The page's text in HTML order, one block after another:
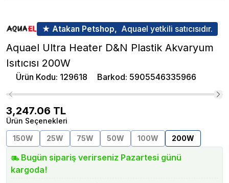
★ Atakan Petshop, Aquael yetkili satıcısıdır.
Aquael Ultra Heater D&N Plastik Akvaryum
Isıtıcısı 200W
Ürün Kodu: 129618 Barkod: 5905546335966
3,247.06 TL
Ürün Seçenekleri
150W
25W 75W 50W 100W 200W
Bugün sipariş verirseniz Pazartesi günü
kargoda!